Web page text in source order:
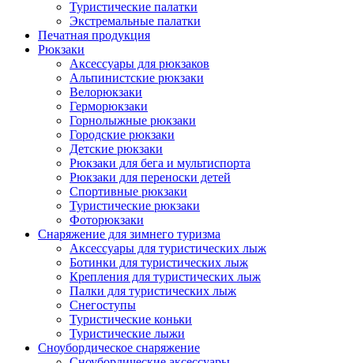
Туристические палатки
Экстремальные палатки
Печатная продукция
Рюкзаки
Аксессуары для рюкзаков
Альпинистские рюкзаки
Велорюкзаки
Герморюкзаки
Горнолыжные рюкзаки
Городские рюкзаки
Детские рюкзаки
Рюкзаки для бега и мультиспорта
Рюкзаки для переноски детей
Спортивные рюкзаки
Туристические рюкзаки
Фоторюкзаки
Снаряжение для зимнего туризма
Аксессуары для туристических лыж
Ботинки для туристических лыж
Крепления для туристических лыж
Палки для туристических лыж
Снегоступы
Туристические коньки
Туристические лыжи
Сноубордическое снаряжение